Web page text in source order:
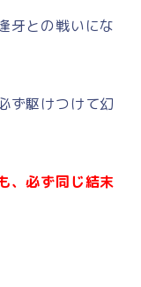
牙との戦いにな
ず駆けつけて幻
、必ず同じ結末